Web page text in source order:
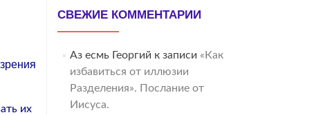
их
СВЕЖИЕ КОММЕНТАРИИ
Аз есмь Георгий к записи «Как
избавиться от иллюзии
Разделения». Послание от
Иисуса.